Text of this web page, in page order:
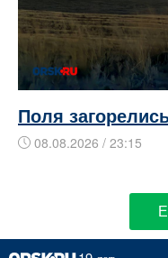
Поля
08.08.2026 / 23:15